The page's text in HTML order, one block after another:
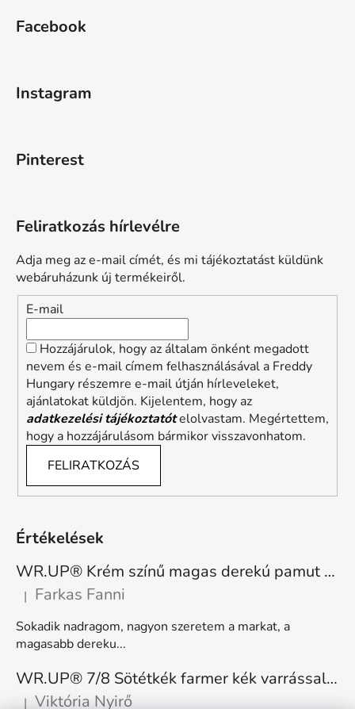
Facebook
Instagram
Pinterest
Feliratkozás hírlevélre
Adja meg az e-mail címét, és mi tájékoztatást küldünk
webáruházunk új termékeiről.
E-mail
Hozzájárulok, hogy az általam önként megadott
nevem és e-mail címem felhasználásával a Freddy
Hungary részemre e-mail útján hírleveleket,
ajánlatokat küldjön. Kijelentem, hogy az
adatkezelési tájékoztatótelolvastam. Megértettem,
hogy a hozzájárulásom bármikor visszavonhatom.
FELIRATKOZÁS
Értékelések
WR.UP® Krém színű magas derekú pamut nadrág RE(MOVE) WRUP1HC001ORG, Z40
A termék értékelése 5-ből 5 csillag.
| Farkas Fanni
Sokadik nadragom, nagyon szeretem a markat, a
magasabb dereku...
WR.UP® 7/8 Sötétkék farmer kék varrással, superskinny RE(MOVE) WRUP4RC002ORG, J0B
| Viktória Nyirő